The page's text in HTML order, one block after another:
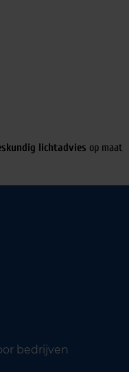
lichtadvies op maat
bedrijven